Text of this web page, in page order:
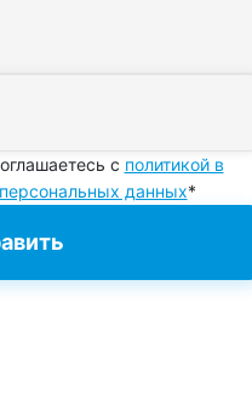
с политикой в
данных*